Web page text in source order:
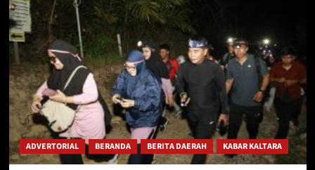
ADVERTORIAL BERANDA BERITA DAERAH KABAR KALTARA